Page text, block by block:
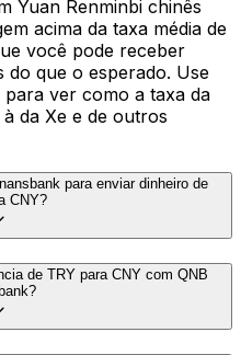
Yuan Renminbi chinês
acima da taxa média de
você pode receber
do que o esperado. Use
ver como a taxa da
da Xe e de outros
para enviar dinheiro de
CNY?
de TRY para CNY com QNB